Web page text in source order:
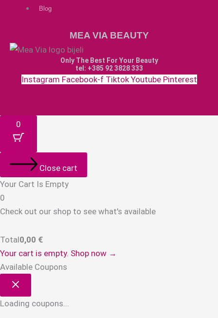
Blog
MEA VIA BEAUTY
Only The Best For Your Beauty
tel: +385 92 3828 333
Instagram Facebook-f Tiktok Youtube Pinterest
0
Close cart
Your Cart Is Empty
0
Check out our shop to see what's available
Total0,00 €
Your cart is empty. Shop now →
Available Coupons
Loading coupons...